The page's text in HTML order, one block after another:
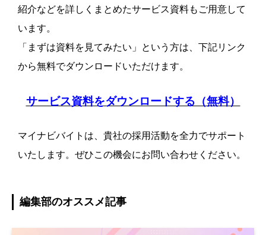
紹介などを詳しくまとめたサービス資料もご用意して
います。
「まずは資料を見てみたい」という方は、下記リンク
から無料でダウンロードいただけます。
サービス資料をダウンロードする（無料）
マイナビバイトは、貴社の採用活動を全力でサポート
いたします。ぜひこの機会にお問い合わせください。
編集部のオススメ記事